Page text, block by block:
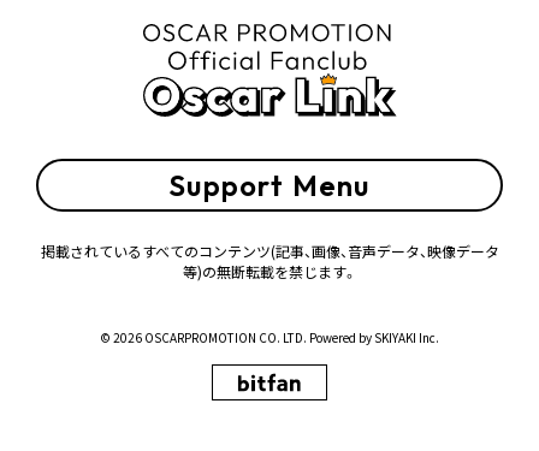
Support Menu
掲載されているすべてのコンテンツ(記事、画像、音声データ、映像データ
等)の無断転載を禁じます。
© 2026 OSCARPROMOTION CO. LTD. Powered by SKIYAKI Inc.